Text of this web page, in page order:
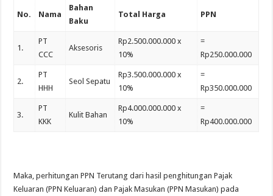
No. Nama
Bahan
Baku
Total Harga PPN
1.
PT
CCC
Aksesoris
Rp2.500.000.000 x
10%
=
Rp250.000.000
2.
PT
HHH
Seol Sepatu
Rp3.500.000.000 x
10%
=
Rp350.000.000
3.
PT
KKK
Kulit Bahan
Rp4.000.000.000 x
10%
=
Rp400.000.000
Maka, perhitungan PPN Terutang dari hasil penghitungan Pajak
Keluaran (PPN Keluaran) dan Pajak Masukan (PPN Masukan) pada